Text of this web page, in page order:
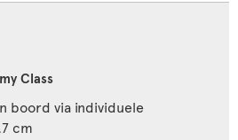
boord via individuele
cm